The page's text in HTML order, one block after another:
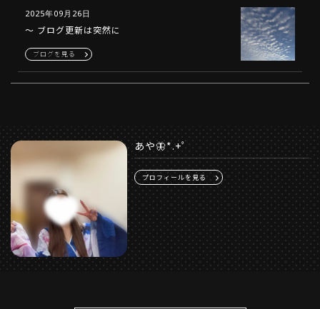
2025年09月26日
～ ブログ更新は突然に
ブログを見る
あや🦋*.+ﾟ
プロフィールを見る